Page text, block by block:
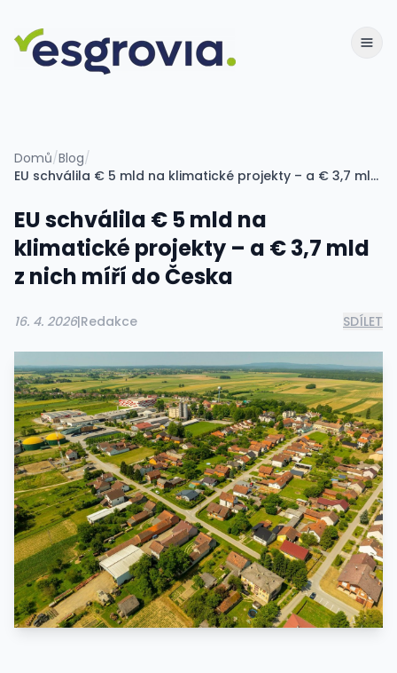
Domů/Blog/
EU schválila € 5 mld na klimatické projekty – a € 3,7 mld z nich míří do Česka
EU schválila € 5 mld na
klimatické projekty – a € 3,7 mld
z nich míří do Česka
16. 4. 2026|Redakce SDÍLET